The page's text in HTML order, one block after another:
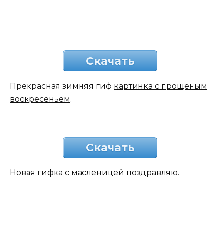
Скачать
Прекрасная зимняя гиф картинка с прощёным
воскресеньем.
Скачать
Новая гифка с масленицей поздравляю.